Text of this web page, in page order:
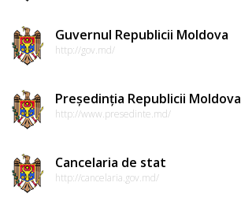
Guvernul Republicii Moldova
http://gov.md/
Președinția Republicii Moldova
http://www.presedinte.md/
Cancelaria de stat
http://cancelaria.gov.md/